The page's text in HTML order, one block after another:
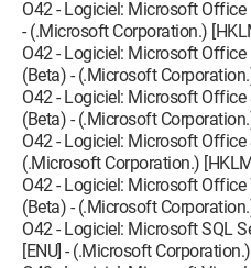
O42 - Logiciel: Microsoft
- (.Microsoft Corporation.)
O42 - Logiciel: Microsoft
(Beta) - (.Microsoft
O42 - Logiciel: Microsoft
(Beta) - (.Microsoft
O42 - Logiciel: Microsoft
(.Microsoft Corporation.)
O42 - Logiciel: Microsoft
(Beta) - (.Microsoft
O42 - Logiciel: Microsoft SQL
[ENU] - (.Microsoft